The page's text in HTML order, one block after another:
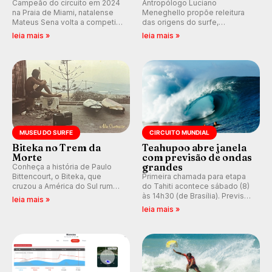
Campeão do circuito em 2024
na Praia de Miami, natalense
Mateus Sena volta a competir
em casa em busca de manter a
leia mais »
Antropólogo Luciano
Meneghello propõe releitura
das origens do surfe,
resgatando a cultura polinésia
prática em esporte e indústria.
leia mais »
MUSEU DO SURFE
Biteka no Trem da
Morte
Conheça a história de Paulo
Bittencourt, o Biteka, que
cruzou a América do Sul rumo
ao Pacífico em uma jornada
leia mais »
CIRCUITO MUNDIAL
Teahupoo abre janela
com previsão de ondas
grandes
Primeira chamada para etapa
do Tahiti acontece sábado (8)
às 14h30 (de Brasília). Previsão
indica swell consistente.
Kelly Slater convidado.
leia mais »